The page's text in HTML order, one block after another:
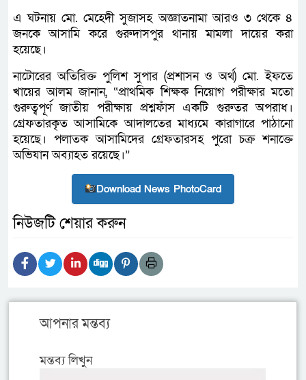
এ ঘটনায় মো. মেহেদী সুজাসহ অজ্ঞাতনামা আরও ৩ থেকে ৪
জনকে আসামি করে গুরুদাসপুর থানায় মামলা দায়ের করা
হয়েছে।
নাটোরের অতিরিক্ত পুলিশ সুপার (প্রশাসন ও অর্থ) মো. ইফতে
খায়ের আলম জানান, “প্রাথমিক শিক্ষক নিয়োগ পরীক্ষার মতো
গুরুত্বপূর্ণ জাতীয় পরীক্ষায় প্রশ্নফাঁস একটি গুরুতর অপরাধ।
গ্রেফতারকৃত আসামিকে আদালতের মাধ্যমে কারাগারে পাঠানো
হয়েছে। পলাতক আসামিদের গ্রেফতারসহ পুরো চক্র শনাক্তে
অভিযান অব্যাহত রয়েছে।”
Download News PhotoCard
নিউজটি শেয়ার করুন
আপনার মন্তব্য
মন্তব্য লিখুন